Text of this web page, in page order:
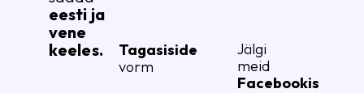
eesti ja
vene
keeles.
Tagasiside
vorm
Jälgi
meid
Facebookis